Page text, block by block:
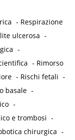
- Respirazione
ulcerosa -
-
- Rimorso
- Rischi fetali -
basale -
-
e trombosi -
chirurgica -